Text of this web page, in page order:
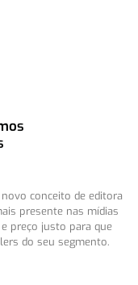
conceito de editora
presente nas mídias
preço justo para que
do seu segmento.